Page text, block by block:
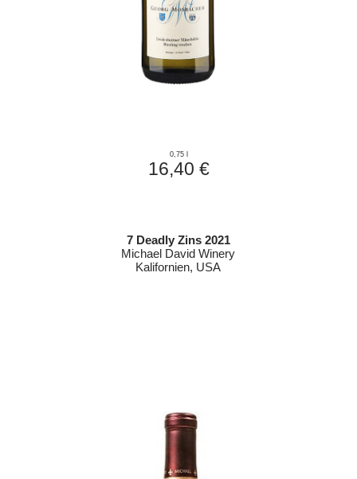
0,75 l
16,40 €
7 Deadly Zins 2021
Michael David Winery
Kalifornien, USA